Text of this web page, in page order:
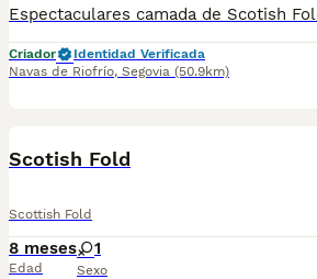
Criador
Identidad Verificada
Navas de Riofrío, Segovia (50.9km)
Scotish Fold
Scottish Fold
8 meses
Edad
1
Sexo